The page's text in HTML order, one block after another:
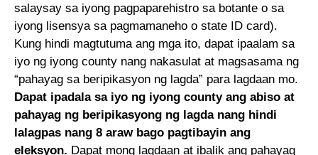
salaysay sa iyong pagpaparehistro sa botante o sa
iyong lisensya sa pagmamaneho o state ID card).
Kung hindi magtutuma ang mga ito, dapat ipaalam sa
iyo ng iyong county nang nakasulat at magsasama ng
“pahayag sa beripikasyon ng lagda” para lagdaan mo.
Dapat ipadala sa iyo ng iyong county ang abiso at
pahayag ng beripikasyong ng lagda nang hindi
lalagpas nang 8 araw bago pagtibayin ang
eleksyon. Dapat mong lagdaan at ibalik ang pahayag